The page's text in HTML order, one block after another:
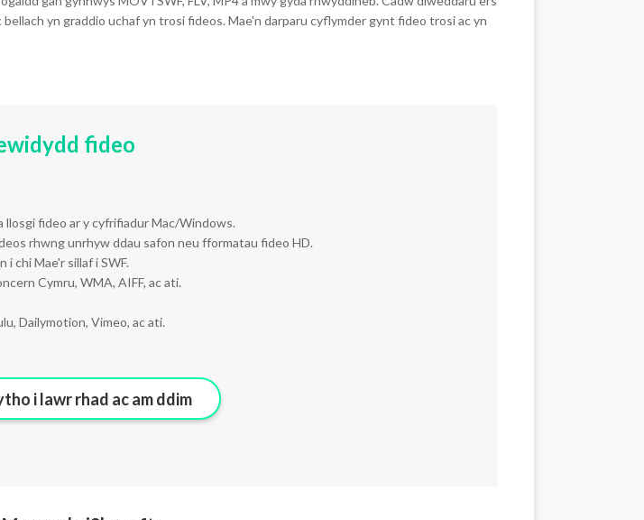
yn graddio uchaf yn trosi fideos. Mae'n darparu cyflymder gynt fideo trosi ac yn
fideo
fideo ar y cyfrifiadur Mac/Windows.
rhwng unrhyw ddau safon neu fformatau fideo HD.
chi Mae'r sillaf i SWF.
Cymru, WMA, AIFF, ac ati.
Dailymotion, Vimeo, ac ati.
i lawr rhad ac am ddim